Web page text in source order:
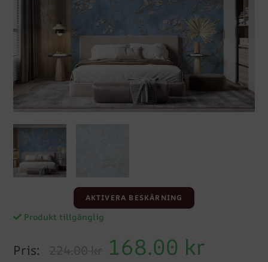
AKTIVERA BESKÄRNING
Produkt tillgänglig
Pris: 224.00 kr 168.00 kr